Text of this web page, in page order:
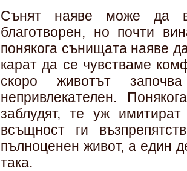
Сънят наяве може да
благотворен, но почти
понякога сънищата наяве
карат да се чувстваме
скоро животът
непривлекателен.
заблудят, те уж
всъщност ги
пълноценен живот, а един
така.